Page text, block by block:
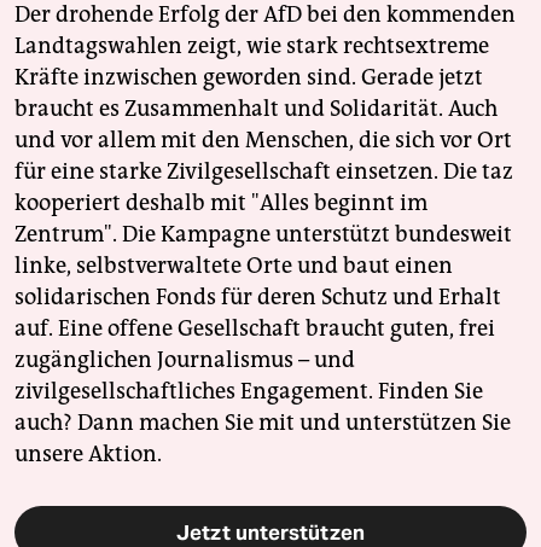
Der drohende Erfolg der AfD bei den kommenden
Landtagswahlen zeigt, wie stark rechtsextreme
Kräfte inzwischen geworden sind. Gerade jetzt
braucht es Zusammenhalt und Solidarität. Auch
und vor allem mit den Menschen, die sich vor Ort
für eine starke Zivilgesellschaft einsetzen. Die taz
kooperiert deshalb mit "Alles beginnt im
Zentrum". Die Kampagne unterstützt bundesweit
linke, selbstverwaltete Orte und baut einen
solidarischen Fonds für deren Schutz und Erhalt
auf. Eine offene Gesellschaft braucht guten, frei
zugänglichen Journalismus – und
zivilgesellschaftliches Engagement. Finden Sie
auch? Dann machen Sie mit und unterstützen Sie
unsere Aktion.
Jetzt unterstützen